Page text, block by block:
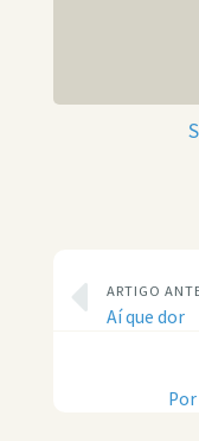
ARTIGO
Aí que dor